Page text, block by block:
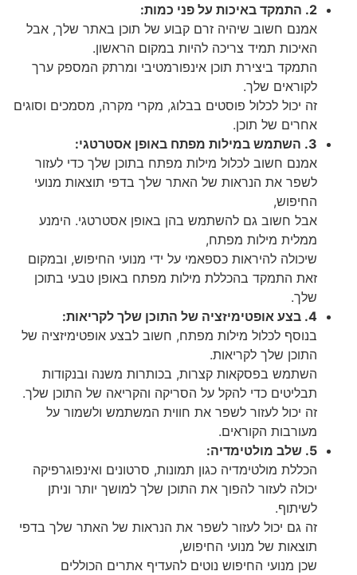
2. התמקד באיכות על פני כמות:
אמנם חשוב שיהיה זרם קבוע של תוכן באתר שלך, אבל
האיכות תמיד צריכה להיות במקום הראשון.
התמקד ביצירת תוכן אינפורמטיבי ומרתק המספק ערך
לקוראים שלך.
זה יכול לכלול פוסטים בבלוג, מקרי מקרה, מסמכים וסוגים
אחרים של תוכן.
3. השתמש במילות מפתח באופן אסטרטגי:
אמנם חשוב לכלול מילות מפתח בתוכן שלך כדי לעזור
לשפר את הנראות של האתר שלך בדפי תוצאות מנועי
החיפוש,
אבל חשוב גם להשתמש בהן באופן אסטרטגי. הימנע
ממלית מילות מפתח,
שיכולה להיראות כספאמי על ידי מנועי החיפוש, ובמקום
זאת התמקד בהכללת מילות מפתח באופן טבעי בתוכן
שלך.
4. בצע אופטימיזציה של התוכן שלך לקריאות:
בנוסף לכלול מילות מפתח, חשוב לבצע אופטימיזציה של
התוכן שלך לקריאות.
השתמש בפסקאות קצרות, בכותרות משנה ובנקודות
תבליטים כדי להקל על הסריקה והקריאה של התוכן שלך.
זה יכול לעזור לשפר את חווית המשתמש ולשמור על
מעורבות הקוראים.
5. שלב מולטימדיה:
הכללת מולטימדיה כגון תמונות, סרטונים ואינפוגרפיקה
יכולה לעזור להפוך את התוכן שלך למושך יותר וניתן
לשיתוף.
זה גם יכול לעזור לשפר את הנראות של האתר שלך בדפי
תוצאות של מנועי החיפוש,
שכן מנועי החיפוש נוטים להעדיף אתרים הכוללים